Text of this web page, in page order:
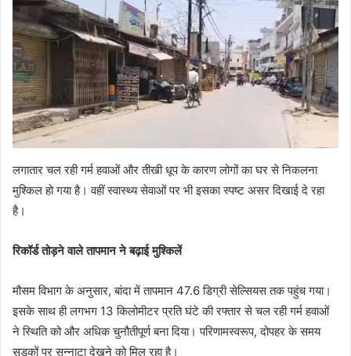
लगातार चल रही गर्म हवाओं और तीखी धूप के कारण लोगों का घर से निकलना
मुश्किल हो गया है। वहीं स्वास्थ्य सेवाओं पर भी इसका स्पष्ट असर दिखाई दे रहा
है।
रिकॉर्ड तोड़ने वाले तापमान ने बढ़ाई मुश्किलें
मौसम विभाग के अनुसार, बांदा में तापमान 47.6 डिग्री सेल्सियस तक पहुंच गया।
इसके साथ ही लगभग 13 किलोमीटर प्रति घंटे की रफ्तार से चल रही गर्म हवाओं
ने स्थिति को और अधिक चुनौतीपूर्ण बना दिया। परिणामस्वरूप, दोपहर के समय
सड़कों पर सन्नाटा देखने को मिल रहा है।